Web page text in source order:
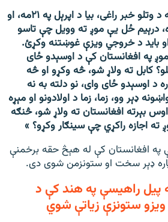
« موږ ته د اپرېل په ۱۶مه د وتلو خبر راغی، بیا د اپرېل په ۲۱مه، او
د مې ۲۵مه وه، درېیم ځل یې موږ ته وویل چې تاسو
باید د خروجي ویزې غوښتنه وکړئ.
په افغانستان کې د اوسېدو ځای
کابل ته ولاړ شو، څه وکړو او څه
د اوسېدو ځای وای، نو دلته به نه
ډېر وو، زما، زما د اولادونو او مېړه
بېرته افغانستان ته ولاړ شو، څنګه
ته اجازه راکړي چې سینګار وکړو؟ »
افغانستان کې له هېڅ حقه برخمنې
ډېر سخت او ستونزمن شوی دی.
پيل راهیسې په هند کې د
ستونزې زیاتې شوي